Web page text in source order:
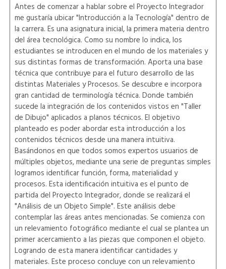
Antes de comenzar a hablar sobre el Proyecto Integrador
me gustaría ubicar "Introducción a la Tecnología" dentro de
la carrera. Es una asignatura inicial, la primera materia dentro
del área tecnológica. Como su nombre lo indica, los
estudiantes se introducen en el mundo de los materiales y
sus distintas formas de transformación. Aporta una base
técnica que contribuye para el futuro desarrollo de las
distintas Materiales y Procesos. Se descubre e incorpora
gran cantidad de terminología técnica. Donde también
sucede la integración de los contenidos vistos en "Taller
de Dibujo" aplicados a planos técnicos. El objetivo
planteado es poder abordar esta introducción a los
contenidos técnicos desde una manera intuitiva.
Basándonos en que todos somos expertos usuarios de
múltiples objetos, mediante una serie de preguntas simples
logramos identificar función, forma, materialidad y
procesos. Esta identificación intuitiva es el punto de
partida del Proyecto Integrador, donde se realizará el
"Análisis de un Objeto Simple". Este análisis debe
contemplar las áreas antes mencionadas. Se comienza con
un relevamiento fotográfico mediante el cual se plantea un
primer acercamiento a las piezas que componen el objeto.
Logrando de esta manera identificar cantidades y
materiales. Este proceso concluye con un relevamiento